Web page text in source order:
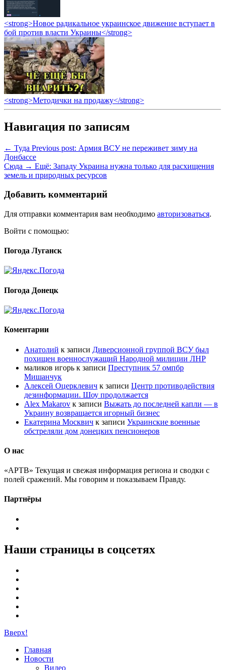
<strong>Новое радикальное украинское движение вступает в
бой против власти Украины</strong>
<strong>Методички на продажу</strong>
Навигация по записям
← Туда Previous post: Армия ВСУ не переживет зиму на
Донбассе
Сюда → Ещё: Западу Украина нужна только для расхищения
земель и природных ресурсов
Добавить комментарий
Для отправки комментария вам необходимо авторизоваться.
Войти с помощью:
Погода Луганск
Погода Донецк
Коментарии
Анатолий к записи Диверсионной группой ВСУ был
похищен военнослужащий Народной милиции ЛНР
маликов игорь к записи Преступник 57 омпбр
Мишанчук
Алексей Оцерклевич к записи Центр противодействия
дезинформации. Шоу продолжается
Alex Makarov к записи Выжать до последней капли — в
Украину возвращается игорный бизнес
Екатерина Москвич к записи Украинские военные
обстреляли дом донецких пенсионеров
О нас
«АРТВ» Текущая и свежая информация региона и сводки с
полей сражений. Мы говорим и показываем Правду.
Партнёры
Наши страницы в соцсетях
Вверх!
Главная
Новости
Видео